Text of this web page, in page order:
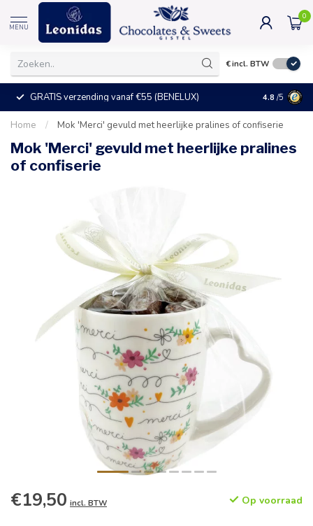
MENU
0
€incl. BTW
GRATIS verzending vanaf €55 (BENELUX) +25°C =
4.8 /5
Home / Mok 'Merci' gevuld met heerlijke pralines of confiserie
Mok 'Merci' gevuld met heerlijke pralines
of confiserie
€19,50 incl. BTW Op voorraad